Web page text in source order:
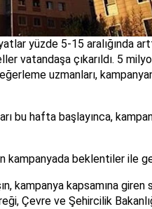
yüzde 5-15 aralığında
vatandaşa çıkarıldı. 5
uzmanları,
bu hafta başlayınca,
kampanyada beklentiler ile
kampanya kapsamına giren
Çevre ve Şehircilik